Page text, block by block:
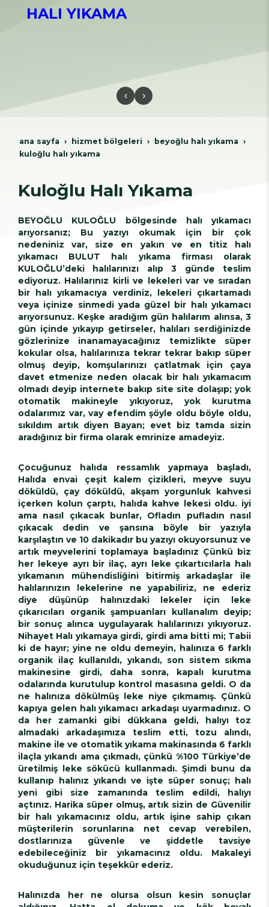
HALI YIKAMA
‹ ›
ana sayfa hi̇zmet bölgeleri̇
beyoğlu hali yikama
kuloğlu halı yıkama
Kuloğlu Halı Yıkama
BEYOĞLU KULOĞLU bölgesinde halı yıkamacı
arıyorsanız; Bu yazıyı okumak için bir çok
nedeniniz var, size en yakın ve en titiz halı
yıkamacı BULUT halı yıkama firması olarak
KULOĞLU’deki halılarınızı alıp 3 günde teslim
ediyoruz. Halılarınız kirli ve lekeleri var ve sıradan
bir halı yıkamacıya verdiniz, lekeleri çıkartamadı
veya içinize sinmedi yada güzel bir halı yıkamacı
arıyorsunuz. Keşke aradığım gün halılarım alınsa, 3
gün içinde yıkayıp getirseler, halıları serdiğinizde
gözlerinize inanamayacağınız temizlikte süper
kokular olsa, halılarınıza tekrar tekrar bakıp süper
olmuş deyip, komşularınızı çatlatmak için çaya
davet etmenize neden olacak bir halı yıkamacım
olmadı deyip internete bakıp site site dolaşıp; yok
otomatik makineyle yıkıyoruz, yok kurutma
odalarımız var, vay efendim şöyle oldu böyle oldu,
sıkıldım artık diyen Bayan; evet biz tamda sizin
aradığınız bir firma olarak emrinize amadeyiz.
Çocuğunuz halıda ressamlık yapmaya başladı,
Halıda envai çeşit kalem çizikleri, meyve suyu
döküldü, çay döküldü, akşam yorgunluk kahvesi
içerken kolun çarptı, halıda kahve lekesi oldu. iyi
ama nasıl çıkacak bunlar, Ofladın pufladın nasıl
çıkacak dedin ve şansına böyle bir yazıyla
karşılaştın ve 10 dakikadır bu yazıyı okuyorsunuz ve
artık meyvelerini toplamaya başladınız Çünkü biz
her lekeye ayrı bir ilaç, ayrı leke çıkartıcılarla halı
yıkamanın mühendisliğini bitirmiş arkadaşlar ile
halılarınızın lekelerine ne yapabiliriz, ne ederiz
diye düşünüp halınızdaki lekeler için leke
çıkarıcıları organik şampuanları kullanalım deyip;
bir sonuç alınca uygulayarak halılarınızı yıkıyoruz.
Nihayet Halı yıkamaya girdi, girdi ama bitti mi; Tabii
ki de hayır; yine ne oldu demeyin, halınıza 6 farklı
organik ilaç kullanıldı, yıkandı, son sistem sıkma
makinesine girdi, daha sonra, kapalı kurutma
odalarında kurutulup kontrol masasına geldi. O da
ne halınıza dökülmüş leke niye çıkmamış. Çünkü
kapıya gelen halı yıkamacı arkadaşı uyarmadınız. O
da her zamanki gibi dükkana geldi, halıyı toz
almadaki arkadaşımıza teslim etti, tozu alındı,
makine ile ve otomatik yıkama makinasında 6 farklı
ilaçla yıkandı ama çıkmadı, çünkü %100 Türkiye’de
üretilmiş leke sökücü kullanmadı. Şimdi bunu da
kullanıp halınız yıkandı ve işte süper sonuç; halı
yeni gibi size zamanında teslim edildi, halıyı
açtınız. Harika süper olmuş, artık sizin de Güvenilir
bir halı yıkamacınız oldu, artık işine sahip çıkan
müşterilerin sorunlarına net cevap verebilen,
dostlarınıza güvenle ve şiddetle tavsiye
edebileceğiniz bir yıkamacınız oldu. Makaleyi
okuduğunuz için teşekkür ederiz.
Halınızda her ne olursa olsun kesin sonuçlar